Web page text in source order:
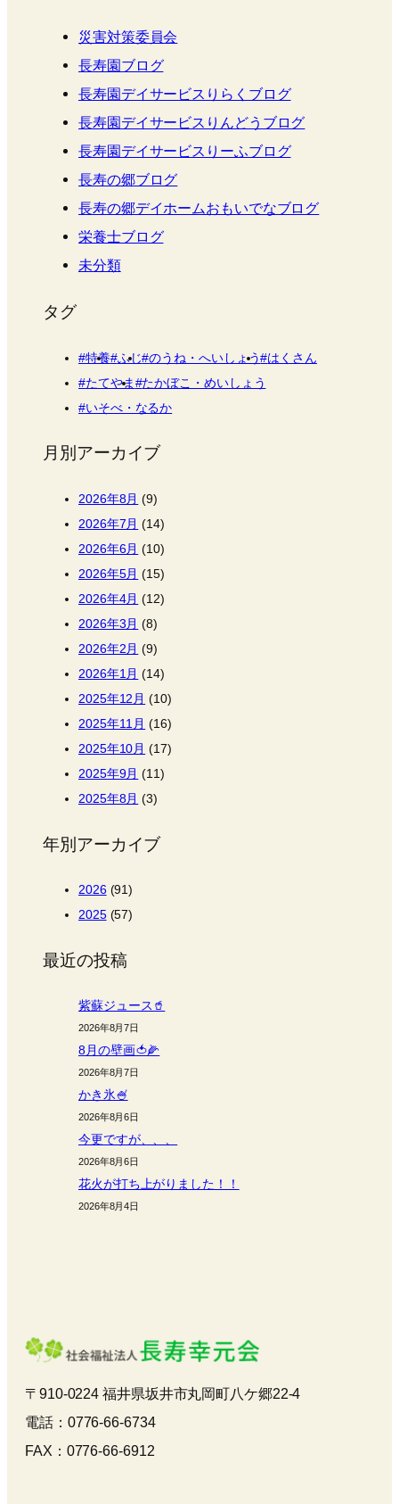
災害対策委員会
長寿園ブログ
長寿園デイサービスりらくブログ
長寿園デイサービスりんどうブログ
長寿園デイサービスりーふブログ
長寿の郷ブログ
長寿の郷デイホームおもいでなブログ
栄養士ブログ
未分類
タグ
特養 ふじ のうね・へいしょう はくさん
たてやま
たかぼこ・めいしょう
いそべ・なるか
月別アーカイブ
2026年8月 (9)
2026年7月 (14)
2026年6月 (10)
2026年5月 (15)
2026年4月 (12)
2026年3月 (8)
2026年2月 (9)
2026年1月 (14)
2025年12月 (10)
2025年11月 (16)
2025年10月 (17)
2025年9月 (11)
2025年8月 (3)
年別アーカイブ
2026(91)
2025(57)
最近の投稿
紫蘇ジュース🥤
2026年8月7日
8月の壁画🍅🌽
2026年8月7日
かき氷🍧
2026年8月6日
今更ですが、、、
2026年8月6日
花火が打ち上がりました！！
2026年8月4日
〒910-0224 福井県坂井市丸岡町八ケ郷22-4
電話：0776-66-6734
FAX：0776-66-6912